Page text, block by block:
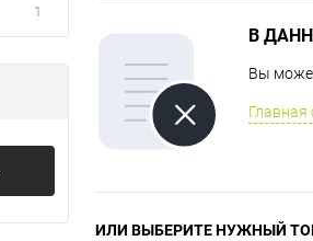
1
В
Вы
Главная
ИЛИ ВЫБЕРИТЕ НУЖНЫЙ